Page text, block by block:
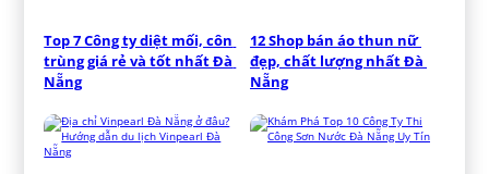
Top 7 Công ty diệt mối, côn
trùng giá rẻ và tốt nhất Đà
Nẵng
12 Shop bán áo thun nữ
đẹp, chất lượng nhất Đà
Nẵng